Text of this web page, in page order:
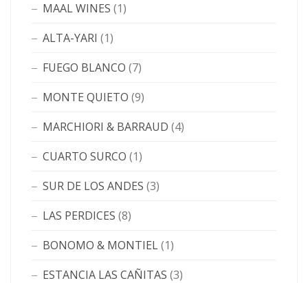
MAAL WINES (1)
ALTA-YARI (1)
FUEGO BLANCO (7)
MONTE QUIETO (9)
MARCHIORI & BARRAUD (4)
CUARTO SURCO (1)
SUR DE LOS ANDES (3)
LAS PERDICES (8)
BONOMO & MONTIEL(1)
ESTANCIA LAS CAÑITAS (3)